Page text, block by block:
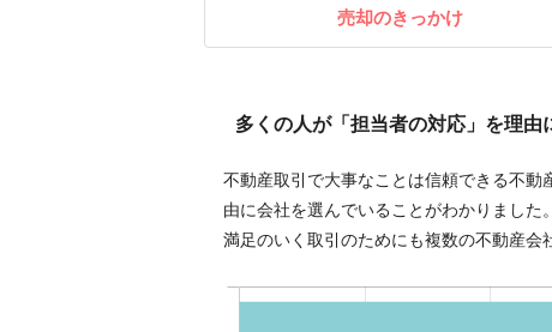
売却のきっかけ
多くの人が「担当者の対応」を理由
不動産取引で大事なことは信頼できる不
由に会社を選んでいることがわかりました。
満足のいく取引のためにも複数の不動産会